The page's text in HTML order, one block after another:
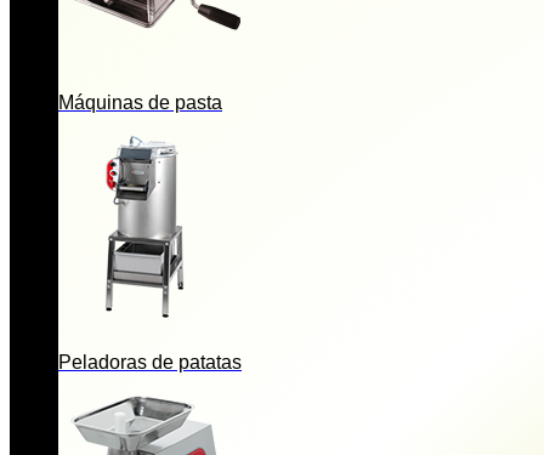
Máquinas de pasta
Peladoras de patatas